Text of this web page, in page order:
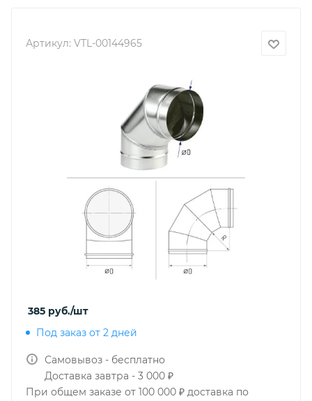
Артикул: VTL-00144965
385 руб./шт
Под заказ от 2 дней
Самовывоз - бесплатно
Доставка завтра - 3 000 ₽
При общем заказе от 100 000 ₽ доставка по